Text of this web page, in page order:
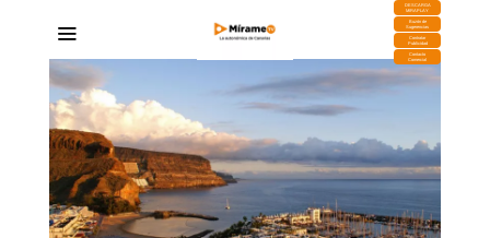
DESCARGA
MIRAPLAY
Buzón de
Sugerencias
Contratar
Publicidad
Contacto
Comercial